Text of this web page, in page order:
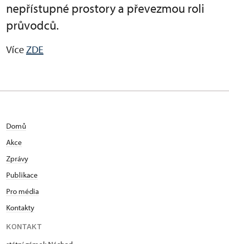
nepřístupné prostory a převezmou roli
průvodců.
VíceZDE
Domů
Akce
Zprávy
Publikace
Pro média
Kontakty
KONTAKT